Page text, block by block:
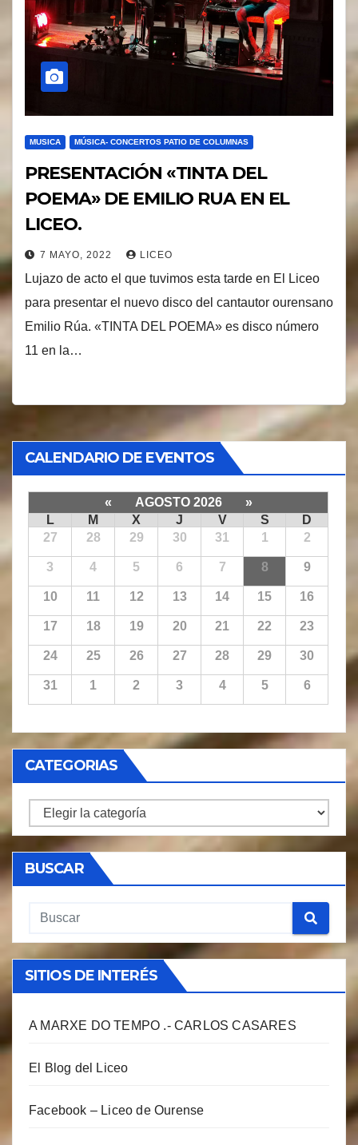
MUSICA MÚSICA- CONCERTOS PATIO DE COLUMNAS
PRESENTACIÓN «TINTA DEL
POEMA» DE EMILIO RUA EN EL
LICEO.
7 MAYO, 2022 LICEO
Lujazo de acto el que tuvimos esta tarde en El Liceo
para presentar el nuevo disco del cantautor ourensano
Emilio Rúa. «TINTA DEL POEMA» es disco número
11 en la…
CALENDARIO DE EVENTOS
« AGOSTO 2026
»
L
M X J V S
D
27
28 29 30 31 1 2
3 4 5 6 7 8 9
10 11 12 13 14 15 16
17 18 19 20 21 22 23
24 25 26 27 28 29 30
31 1 2 3 4 5 6
CATEGORIAS
CATEGORIAS
BUSCAR
SITIOS DE INTERÉS
A MARXE DO TEMPO .- CARLOS CASARES
El Blog del Liceo
Facebook – Liceo de Ourense